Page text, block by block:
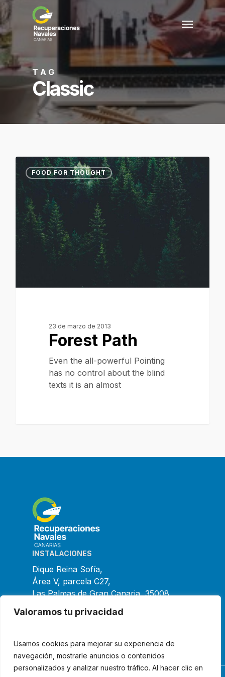
Valoramos tu privacidad
Usamos cookies para mejorar su experiencia de
navegación, mostrarle anuncios o contenidos
personalizados y analizar nuestro tráfico. Al hacer clic en
Skip
to
main
content
Menu
TAG
Classic
FOOD FOR THOUGHT
23 de marzo de 2013
Forest Path
Even the all-powerful Pointing
has no control about the blind
texts it is an almost
INSTALACIONES
Dique Reina Sofía,
Área V, parcela C27,
Las Palmas de Gran Canaria, 35008
CONTACTO
info@recuperacionesnavales.com